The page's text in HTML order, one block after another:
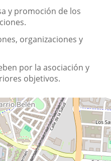
y promoción de los
organizaciones y
por la asociación y
objetivos.